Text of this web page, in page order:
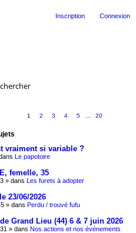
Connexion
Inscription
1 2 3 4 5 20
vraiment si variable ?
Le papotoire
femelle, 35
» dans Les furets à adopter
23/06/2026
» dans Perdu / trouvé fufu
Grand Lieu (44) 6 & 7 juin 2026
» dans Nos actions et nos événements